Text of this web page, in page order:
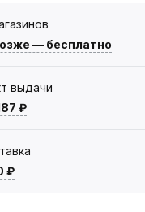
— бесплатно
выдачи
₽
₽